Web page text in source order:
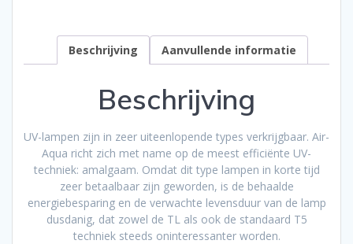
Beschrijving Aanvullende informatie
Beschrijving
UV-lampen zijn in zeer uiteenlopende types verkrijgbaar. Air-
Aqua richt zich met name op de meest efficiënte UV-
techniek: amalgaam. Omdat dit type lampen in korte tijd
zeer betaalbaar zijn geworden, is de behaalde
energiebesparing en de verwachte levensduur van de lamp
dusdanig, dat zowel de TL als ook de standaard T5
techniek steeds oninteressanter worden.